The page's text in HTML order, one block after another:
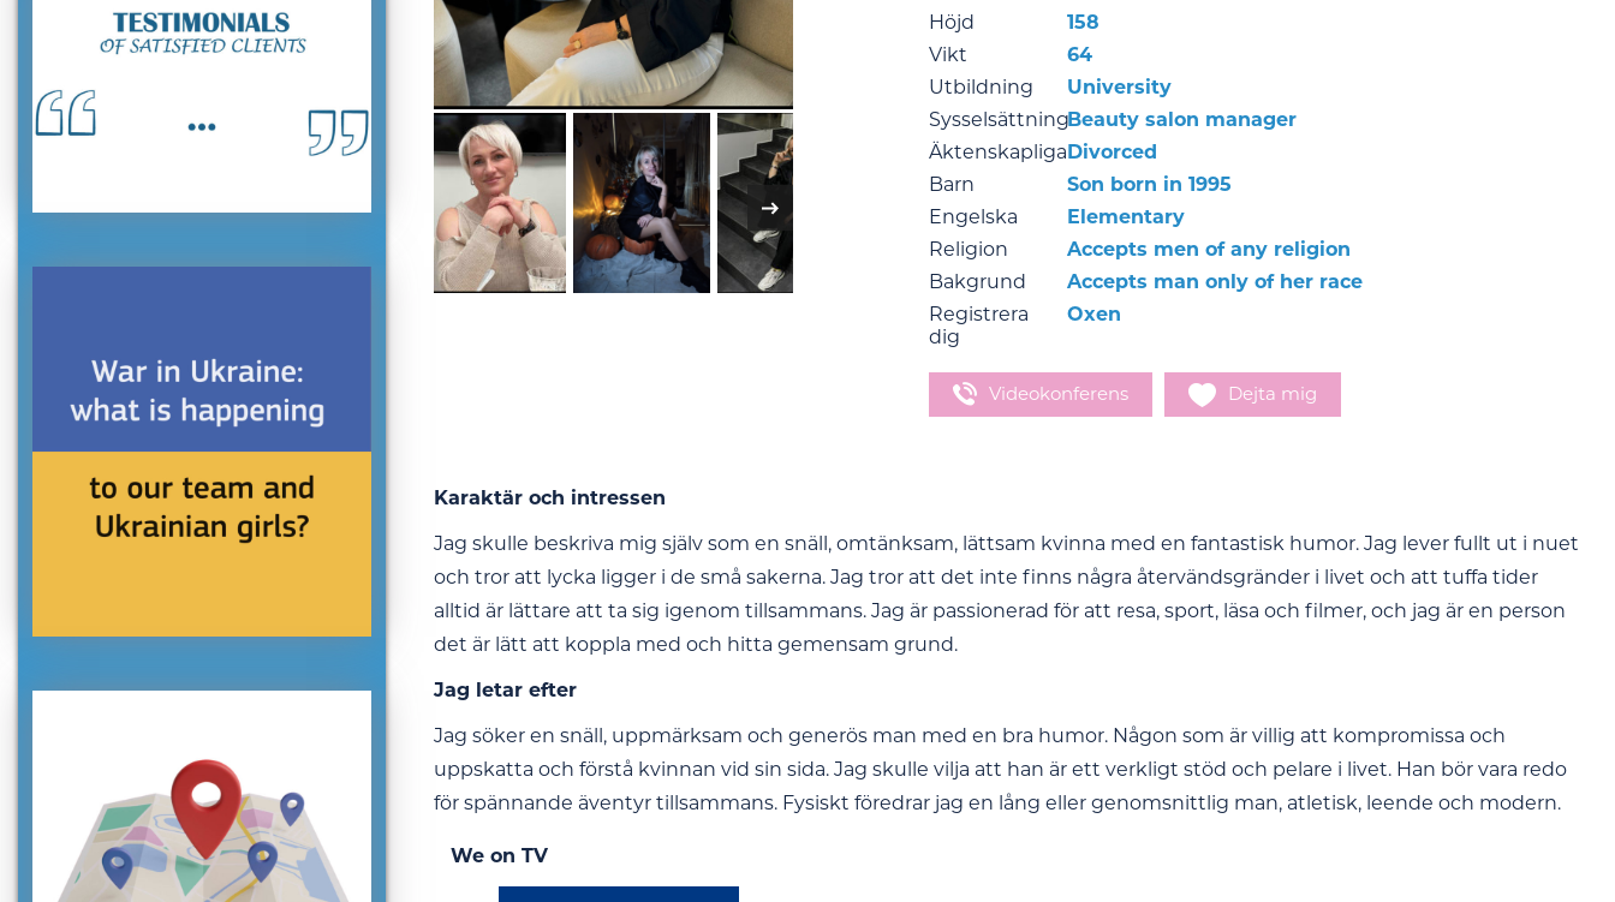
Höjd
158
Vikt
64
Utbildning
University
SysselsättningBeauty salon manager
ÄktenskapligaDivorced
Barn
Son born in 1995
Engelska
Elementary
Religion
Accepts men of any religion
Bakgrund
Accepts man only of her race
Registrera
dig
Oxen
Videokonferens Dejta mig
Karaktär och intressen
Jag skulle beskriva mig själv som en snäll, omtänksam, lättsam kvinna med en fantastisk humor. Jag lever fullt ut i nuet
och tror att lycka ligger i de små sakerna. Jag tror att det inte finns några återvändsgränder i livet och att tuffa tider
alltid är lättare att ta sig igenom tillsammans. Jag är passionerad för att resa, sport, läsa och filmer, och jag är en person
det är lätt att koppla med och hitta gemensam grund.
Jag letar efter
Jag söker en snäll, uppmärksam och generös man med en bra humor. Någon som är villig att kompromissa och
uppskatta och förstå kvinnan vid sin sida. Jag skulle vilja att han är ett verkligt stöd och pelare i livet. Han bör vara redo
för spännande äventyr tillsammans. Fysiskt föredrar jag en lång eller genomsnittlig man, atletisk, leende och modern.
We on TV